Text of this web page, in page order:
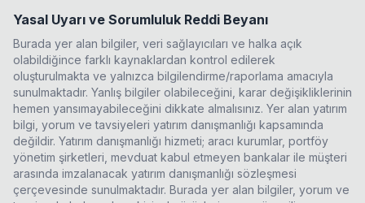
Yasal Uyarı ve Sorumluluk Reddi Beyanı
Burada yer alan bilgiler, veri sağlayıcıları ve halka açık
olabildiğince farklı kaynaklardan kontrol edilerek
oluşturulmakta ve yalnızca bilgilendirme/raporlama amacıyla
sunulmaktadır. Yanlış bilgiler olabileceğini, karar değişikliklerinin
hemen yansımayabileceğini dikkate almalısınız. Yer alan yatırım
bilgi, yorum ve tavsiyeleri yatırım danışmanlığı kapsamında
değildir. Yatırım danışmanlığı hizmeti; aracı kurumlar, portföy
yönetim şirketleri, mevduat kabul etmeyen bankalar ile müşteri
arasında imzalanacak yatırım danışmanlığı sözleşmesi
çerçevesinde sunulmaktadır. Burada yer alan bilgiler, yorum ve